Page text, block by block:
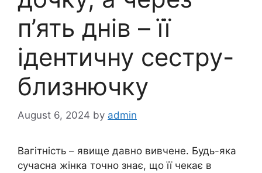
п’ять днів – її
ідентичну сестру-
близнючку
August 6, 2024 by admin
Вагітність – явище давно вивчене. Будь-яка
сучасна жінка точно знає, що її чекає в